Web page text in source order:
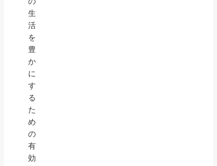
生
活
を
豊
か
に
す
る
た
め
の
有
効